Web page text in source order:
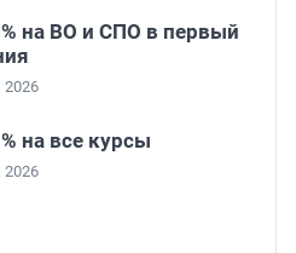
на ВО и СПО в первый
2026
на все курсы
2026